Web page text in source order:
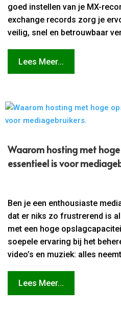
goed instellen van je MX-
exchange records zorg je
veilig, snel en betrouwbaar
Lees Meer...
Waarom hosting met
essentieel is voor
Ben je een enthousiaste
dat er niks zo frustrerend is
met een hoge
soepele ervaring bij het
video’s en muziek: alles
Lees Meer...